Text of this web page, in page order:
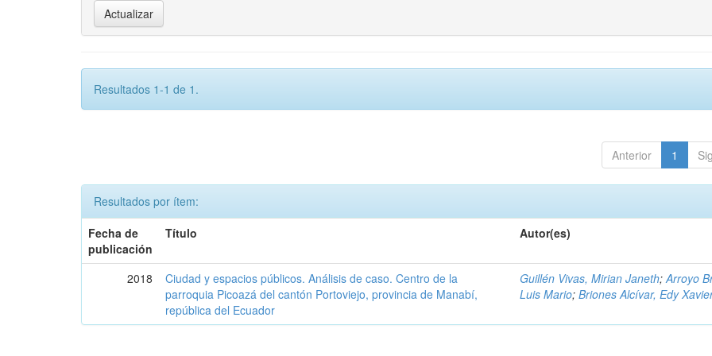
Resultados 1-1 de 1.
Anterior 1
Resultados por ítem:
Fecha de
publicación
Título Autor(es)
2018
Ciudad y espacios públicos. Análisis de caso. Centro de la
parroquia Picoazá del cantón Portoviejo, provincia de Manabí,
república del Ecuador
Guillén Vivas, Mirian Janeth;Arroyo
Luis Mario;Briones Alcívar, Edy